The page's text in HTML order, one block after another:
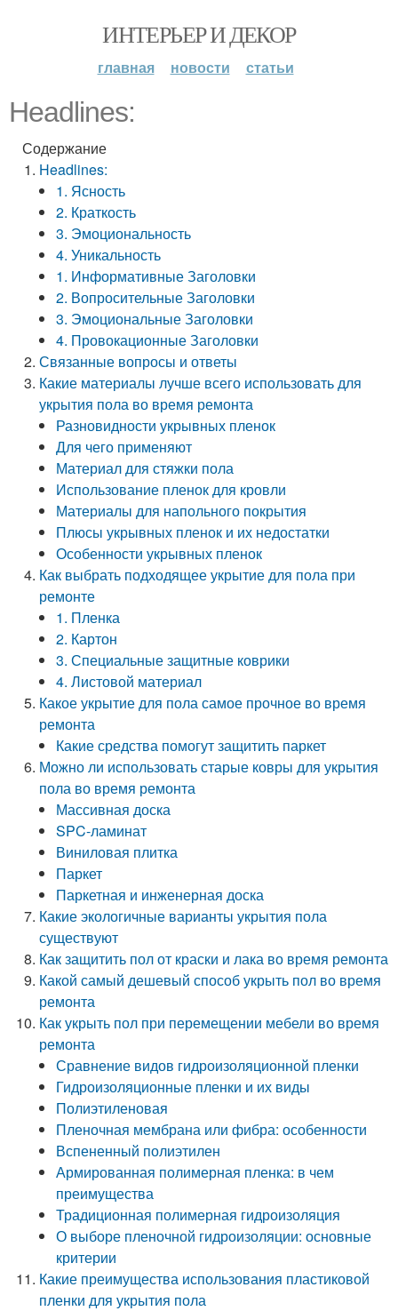
ИНТЕРЬЕР И ДЕКОР
главная новости статьи
Headlines:
Содержание
Headlines:
1. Ясность
2. Краткость
3. Эмоциональность
4. Уникальность
1. Информативные Заголовки
2. Вопросительные Заголовки
3. Эмоциональные Заголовки
4. Провокационные Заголовки
Связанные вопросы и ответы
Какие материалы лучше всего использовать для
укрытия пола во время ремонта
Разновидности укрывных пленок
Для чего применяют
Материал для стяжки пола
Использование пленок для кровли
Материалы для напольного покрытия
Плюсы укрывных пленок и их недостатки
Особенности укрывных пленок
Как выбрать подходящее укрытие для пола при
ремонте
1. Пленка
2. Картон
3. Специальные защитные коврики
4. Листовой материал
Какое укрытие для пола самое прочное во время
ремонта
Какие средства помогут защитить паркет
Можно ли использовать старые ковры для укрытия
пола во время ремонта
Массивная доска
SPC-ламинат
Виниловая плитка
Паркет
Паркетная и инженерная доска
Какие экологичные варианты укрытия пола
существуют
Как защитить пол от краски и лака во время ремонта
Какой самый дешевый способ укрыть пол во время
ремонта
Как укрыть пол при перемещении мебели во время
ремонта
Сравнение видов гидроизоляционной пленки
Гидроизоляционные пленки и их виды
Полиэтиленовая
Пленочная мембрана или фибра: особенности
Вспененный полиэтилен
Армированная полимерная пленка: в чем
преимущества
Традиционная полимерная гидроизоляция
О выборе пленочной гидроизоляции: основные
критерии
Какие преимущества использования пластиковой
пленки для укрытия пола